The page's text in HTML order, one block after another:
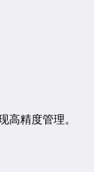
高精度管理。